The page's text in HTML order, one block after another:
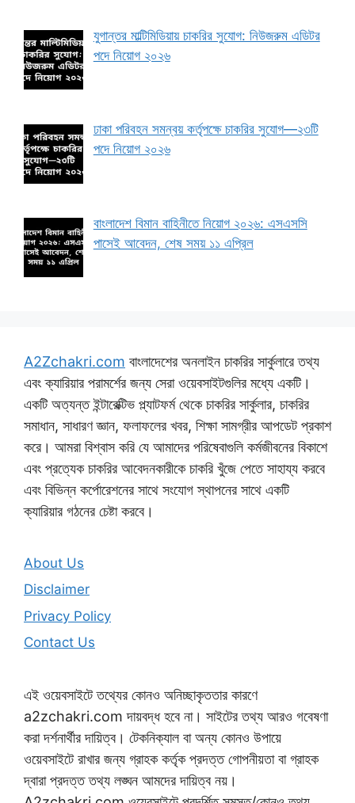
যুগান্তর মাল্টিমিডিয়ায় চাকরির সুযোগ: নিউজরুম এডিটর
পদে নিয়োগ ২০২৬
ঢাকা পরিবহন সমন্বয় কর্তৃপক্ষে চাকরির সুযোগ—২৩টি
পদে নিয়োগ ২০২৬
বাংলাদেশ বিমান বাহিনীতে নিয়োগ ২০২৬: এসএসসি
পাসেই আবেদন, শেষ সময় ১১ এপ্রিল
A2Zchakri.com বাংলাদেশের অনলাইন চাকরির সার্কুলারে তথ্য
এবং ক্যারিয়ার পরামর্শের জন্য সেরা ওয়েবসাইটগুলির মধ্যে একটি।
একটি অত্যন্ত ইন্টারেক্টিভ প্ল্যাটফর্ম থেকে চাকরির সার্কুলার, চাকরির
সমাধান, সাধারণ জ্ঞান, ফলাফলের খবর, শিক্ষা সামগ্রীর আপডেট প্রকাশ
করে। আমরা বিশ্বাস করি যে আমাদের পরিষেবাগুলি কর্মজীবনের বিকাশে
এবং প্রত্যেক চাকরির আবেদনকারীকে চাকরি খুঁজে পেতে সাহায্য করবে
এবং বিভিন্ন কর্পোরেশনের সাথে সংযোগ স্থাপনের সাথে একটি
ক্যারিয়ার গঠনের চেষ্টা করবে।
About Us
Disclaimer
Privacy Policy
Contact Us
এই ওয়েবসাইটে তথ্যের কোনও অনিচ্ছাকৃততার কারণে
a2zchakri.com দায়বদ্ধ হবে না। সাইটের তথ্য আরও গবেষণা
করা দর্শনার্থীর দায়িত্ব। টেকনিক্যাল বা অন্য কোনও উপায়ে
ওয়েবসাইটে রাখার জন্য গ্রাহক কর্তৃক প্রদত্ত গোপনীয়তা বা গ্রাহক
দ্বারা প্রদত্ত তথ্য লঙ্ঘন আমদের দায়িত্ব নয়।